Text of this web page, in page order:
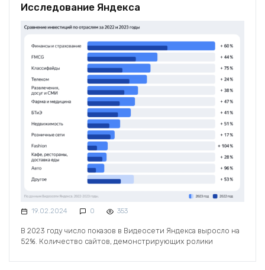
Исследование Яндекса
19.02.2024 0 353
В 2023 году число показов в Видеосети Яндекса выросло на
52%. Количество сайтов, демонстрирующих ролики